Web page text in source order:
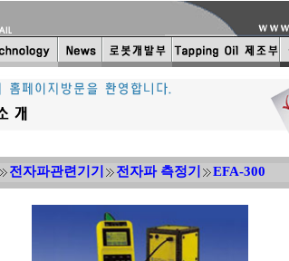
전자파관련기기 전자파 측정기 EFA-300